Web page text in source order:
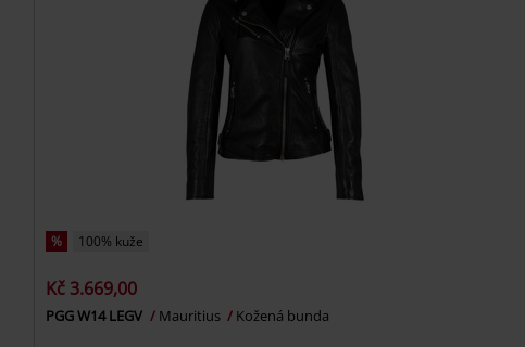
% 100% kuže
Kč 3.669,00
PGG W14 LEGV Mauritius Kožená bunda